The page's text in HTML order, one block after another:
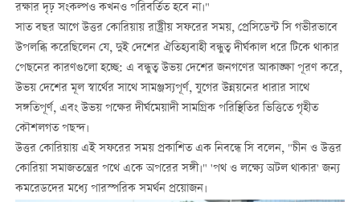
রক্ষার দৃঢ় সংকল্পও কখনও পরিবর্তিত হবে না।"
সাত বছর আগে উত্তর কোরিয়ায় রাষ্ট্রীয় সফরের সময়, প্রেসিডেন্ট সি গভীরভাবে
উপলব্ধি করেছিলেন যে, দুই দেশের ঐতিহ্যবাহী বন্ধুত্ব দীর্ঘকাল ধরে টিকে থাকার
পেছনের কারণগুলো হচ্ছে: এ বন্ধুত্ব উভয় দেশের জনগণের আকাঙ্ক্ষা পূরণ করে,
উভয় দেশের মূল স্বার্থের সাথে সামঞ্জস্যপূর্ণ, যুগের উন্নয়নের ধারার সাথে
সঙ্গতিপূর্ণ, এবং উভয় পক্ষের দীর্ঘমেয়াদী সামগ্রিক পরিস্থিতির ভিত্তিতে গৃহীত
কৌশলগত পছন্দ।
উত্তর কোরিয়ায় এই সফরের সময় প্রকাশিত এক নিবন্ধে সি বলেন, "চীন ও উত্তর
কোরিয়া সমাজতন্ত্রের পথে একে অপরের সঙ্গী।" 'পথ ও লক্ষ্যে অটল থাকার' জন্য
কমরেডদের মধ্যে পারস্পরিক সমর্থন প্রয়োজন।